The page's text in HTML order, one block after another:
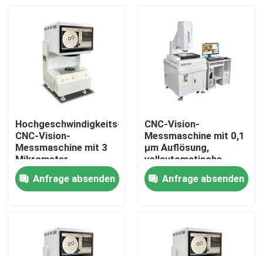
Zu Hause
Produkte
Hochgeschwindigkeits-
CNC-Vision-
Messmaschine mit 3
Mikrometer
Genauigkeit für
präzise optische
Inspektion und
Anfrage absenden
CNC-Vision-
Messmaschine mit 0,1
µm Auflösung,
vollautomatische
Bildmessinstrument in
Granitmaterial
Anfrage absenden